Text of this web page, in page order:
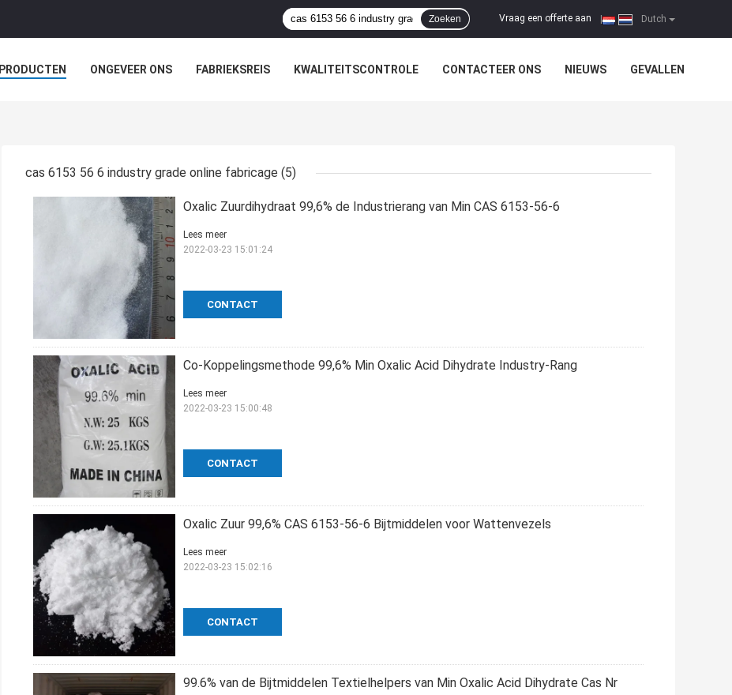
Dutch
Vraag een offerte aan
Zoeken
PRODUCTEN ONGEVEER ONS FABRIEKSREIS KWALITEITSCONTROLE CONTACTEER ONS NIEUWS GEVALLEN
cas 6153 56 6 industry grade online fabricage (5)
Oxalic Zuurdihydraat 99,6% de Industrierang van Min CAS 6153-56-6
CONTACT
Lees meer
2022-03-23 15:01:24
Co-Koppelingsmethode 99,6% Min Oxalic Acid Dihydrate Industry-Rang
CONTACT
Lees meer
2022-03-23 15:00:48
Oxalic Zuur 99,6% CAS 6153-56-6 Bijtmiddelen voor Wattenvezels
CONTACT
Lees meer
2022-03-23 15:02:16
99.6% van de Bijtmiddelen Textielhelpers van Min Oxalic Acid Dihydrate Cas Nr